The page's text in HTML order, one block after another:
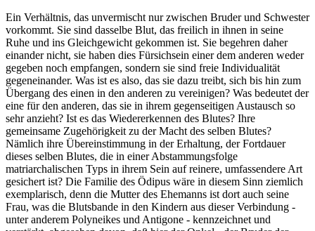
Ein Verhältnis, das unvermischt nur zwischen Bruder und Schwester
vorkommt. Sie sind dasselbe Blut, das freilich in ihnen in seine
Ruhe und ins Gleichgewicht gekommen ist. Sie begehren daher
einander nicht, sie haben dies Fürsichsein einer dem anderen weder
gegeben noch empfangen, sondern sie sind freie Individualität
gegeneinander. Was ist es also, das sie dazu treibt, sich bis hin zum
Übergang des einen in den anderen zu vereinigen? Was bedeutet der
eine für den anderen, das sie in ihrem gegenseitigen Austausch so
sehr anzieht? Ist es das Wiedererkennen des Blutes? Ihre
gemeinsame Zugehörigkeit zu der Macht des selben Blutes?
Nämlich ihre Übereinstimmung in der Erhaltung, der Fortdauer
dieses selben Blutes, die in einer Abstammungsfolge
matriarchalischen Typs in ihrem Sein auf reinere, umfassendere Art
gesichert ist? Die Familie des Ödipus wäre in diesem Sinn ziemlich
exemplarisch, denn die Mutter des Ehemanns ist dort auch seine
Frau, was die Blutsbande in den Kindern aus dieser Verbindung -
unter anderem Polyneikes und Antigone - kennzeichnet und